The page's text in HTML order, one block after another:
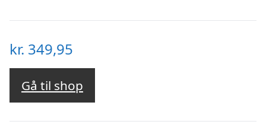
kr. 349,95
Gå til shop